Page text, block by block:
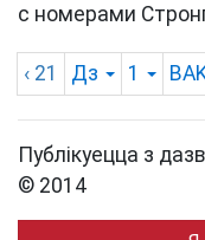
с номерами
‹ 21 Дз 1
Публікуецца з
© 2014